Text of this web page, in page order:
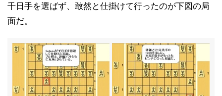
千日手を選ばず、敢然と仕掛けて行ったのが下図の局
面だ。